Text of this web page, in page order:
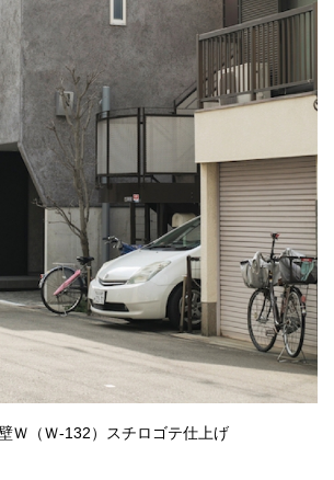
Ｗ（Ｗ-132）スチロゴテ仕上げ